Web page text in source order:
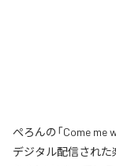
ぺろんの「Come me
デジタル配信された